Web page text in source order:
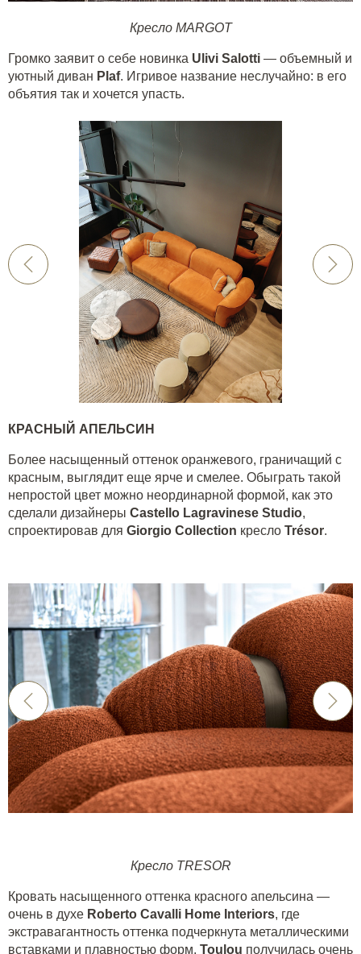
Кресло MARGOT
Громко заявит о себе новинка Ulivi Salotti — объемный и
уютный диван Plaf. Игривое название неслучайно: в его
объятия так и хочется упасть.
КРАСНЫЙ АПЕЛЬСИН
Более насыщенный оттенок оранжевого, граничащий с
красным, выглядит еще ярче и смелее. Обыграть такой
непростой цвет можно неординарной формой, как это
сделали дизайнеры Castello Lagravinese Studio,
спроектировав для Giorgio Collection кресло Trésor.
Кресло TRESOR
Кровать насыщенного оттенка красного апельсина —
очень в духе Roberto Cavalli Home Interiors, где
экстравагантность оттенка подчеркнута металлическими
вставками и плавностью форм. Toulou получилась очень